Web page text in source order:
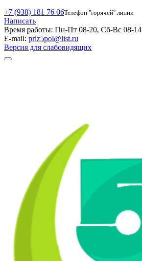
+7 (938) 181 76 06Телефон "горячей" линии
Написать
Время работы: Пн-Пт 08-20, Сб-Вс 08-14
E-mail: priz5pol@list.ru
Версия для слабовидящих